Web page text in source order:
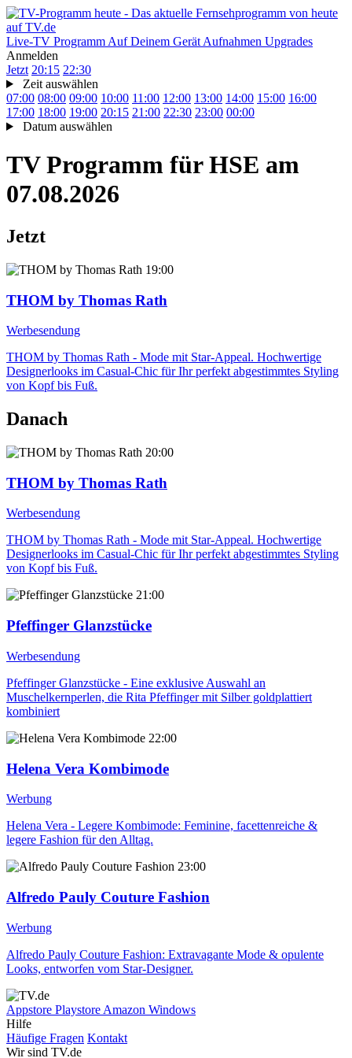
Live-TV Programm Auf Deinem Gerät Aufnahmen Upgrades
Anmelden
Jetzt 20:15 22:30
Zeit auswählen
07:00 08:00 09:00 10:00 11:00 12:00 13:00 14:00 15:00 16:00
17:00 18:00 19:00 20:15 21:00 22:30 23:00 00:00
Datum auswählen
TV Programm für HSE am
07.08.2026
Jetzt
19:00
THOM by Thomas Rath
Werbesendung
THOM by Thomas Rath - Mode mit Star-Appeal. Hochwertige
Designerlooks im Casual-Chic für Ihr perfekt abgestimmtes Styling
von Kopf bis Fuß.
Danach
20:00
THOM by Thomas Rath
Werbesendung
THOM by Thomas Rath - Mode mit Star-Appeal. Hochwertige
Designerlooks im Casual-Chic für Ihr perfekt abgestimmtes Styling
von Kopf bis Fuß.
21:00
Pfeffinger Glanzstücke
Werbesendung
Pfeffinger Glanzstücke - Eine exklusive Auswahl an
Muschelkernperlen, die Rita Pfeffinger mit Silber goldplattiert
kombiniert
22:00
Helena Vera Kombimode
Werbung
Helena Vera - Legere Kombimode: Feminine, facettenreiche &
legere Fashion für den Alltag.
23:00
Alfredo Pauly Couture Fashion
Werbung
Alfredo Pauly Couture Fashion: Extravagante Mode & opulente
Looks, entworfen vom Star-Designer.
Appstore Playstore Amazon Windows
Hilfe
Häufige Fragen Kontakt
Wir sind TV.de